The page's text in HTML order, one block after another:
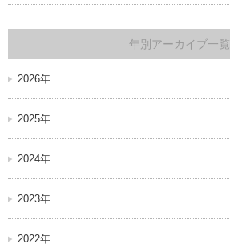
年別アーカイブ一覧
2026年
2025年
2024年
2023年
2022年